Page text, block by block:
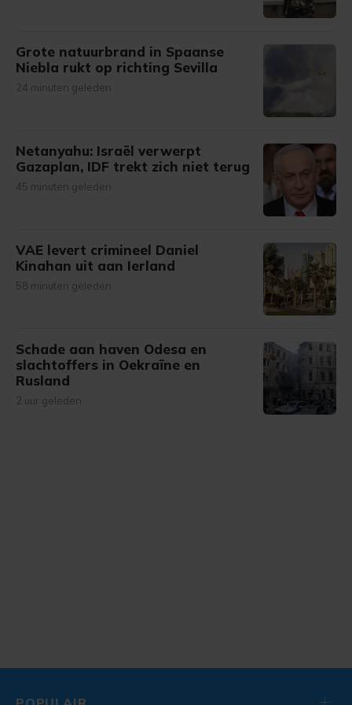
Grote natuurbrand in Spaanse
Niebla rukt op richting Sevilla
24 minuten geleden
Netanyahu: Israël verwerpt
Gazaplan, IDF trekt zich niet terug
45 minuten geleden
VAE levert crimineel Daniel
Kinahan uit aan Ierland
58 minuten geleden
Schade aan haven Odesa en
slachtoffers in Oekraïne en
Rusland
2 uur geleden